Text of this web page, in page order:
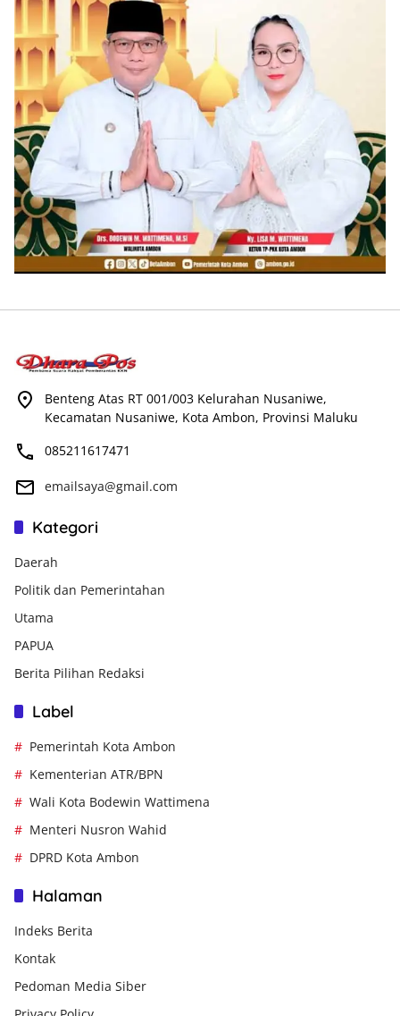
Benteng Atas RT 001/003 Kelurahan Nusaniwe,
Kecamatan Nusaniwe, Kota Ambon, Provinsi Maluku
085211617471
emailsaya@gmail.com
Kategori
Daerah
Politik dan Pemerintahan
Utama
PAPUA
Berita Pilihan Redaksi
Label
Pemerintah Kota Ambon
Kementerian ATR/BPN
Wali Kota Bodewin Wattimena
Menteri Nusron Wahid
DPRD Kota Ambon
Halaman
Indeks Berita
Kontak
Pedoman Media Siber